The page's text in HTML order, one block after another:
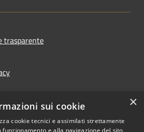
trasparente
×
sui cookie
cookie tecnici e assimilati strettamente
e alla navigazione del sito,